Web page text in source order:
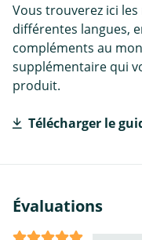
Vous trouverez ici
différentes langues,
compléments au
supplémentaire qui
produit.
Télécharger le
Évaluations